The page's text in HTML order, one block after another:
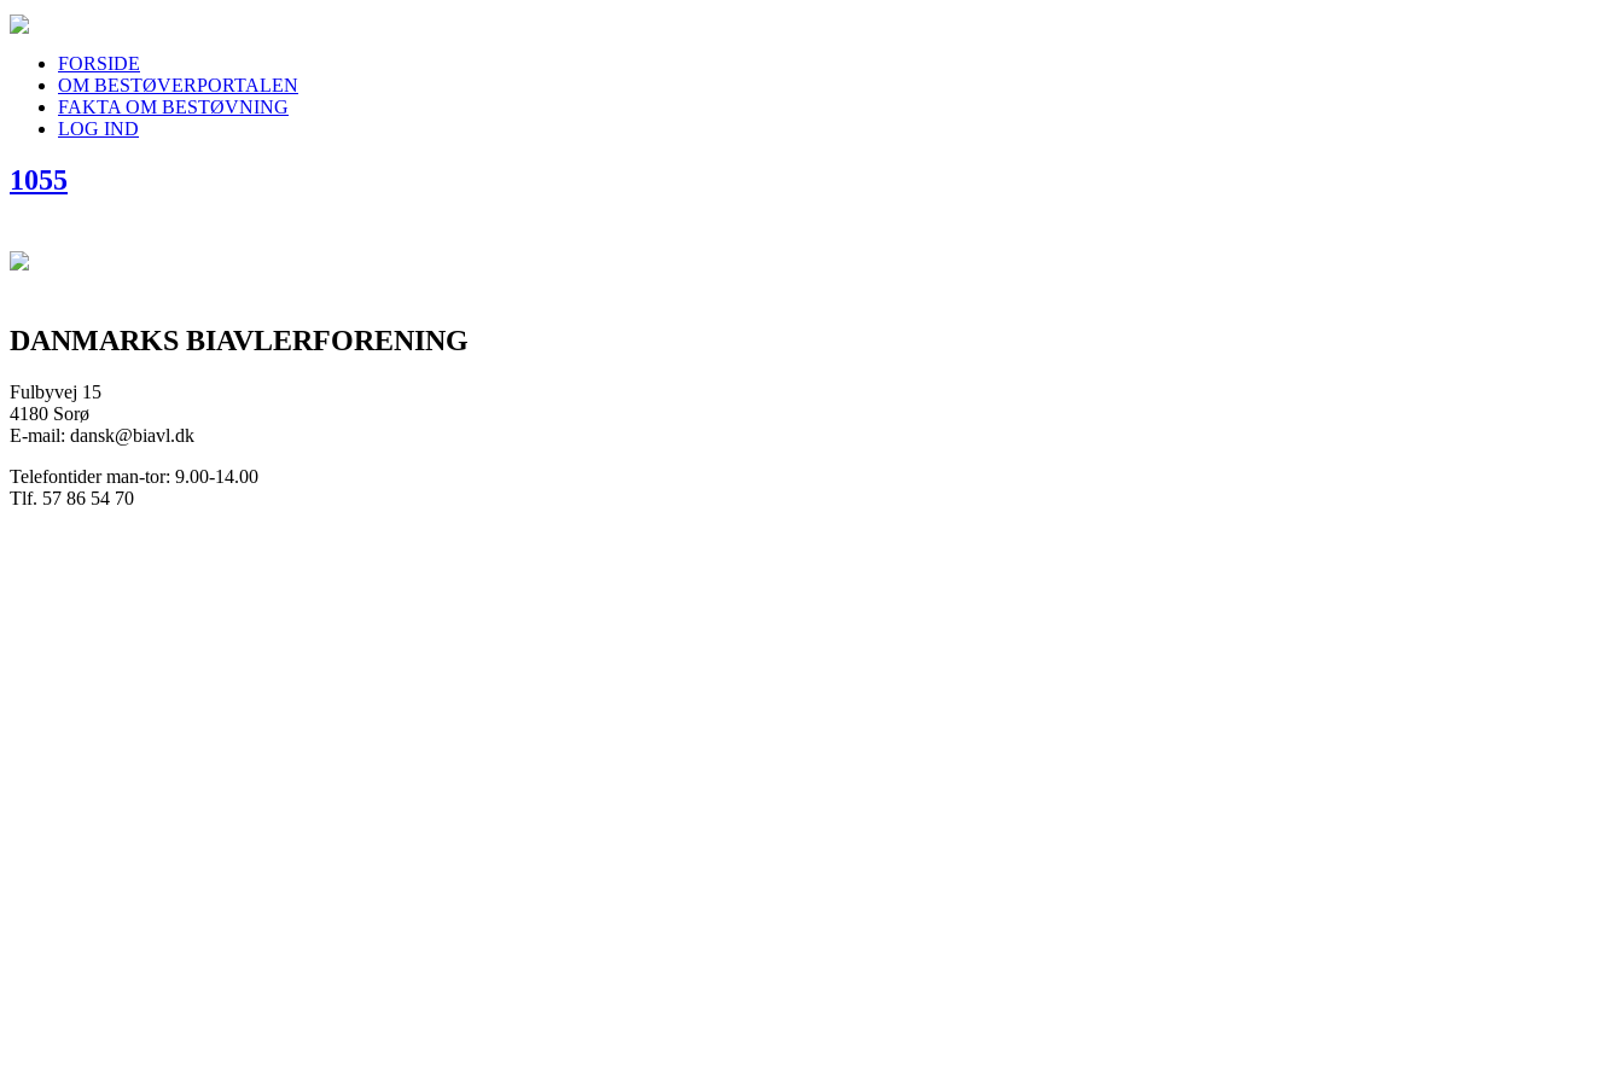
FORSIDE
OM BESTØVERPORTALEN
FAKTA OM BESTØVNING
LOG IND
1055
DANMARKS BIAVLERFORENING
Fulbyvej 15
4180 Sorø
E-mail: dansk@biavl.dk
Telefontider man-tor: 9.00-14.00
Tlf. 57 86 54 70